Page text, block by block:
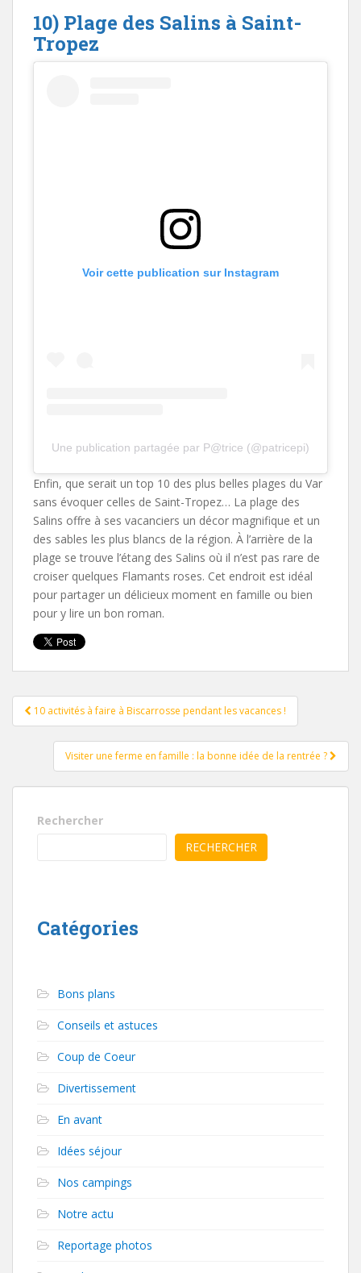
10) Plage des Salins à Saint-
Tropez
Voir cette publication sur Instagram
Une publication partagée par P@trice (@patricepi)
Enfin, que serait un top 10 des plus belles plages du Var
sans évoquer celles de Saint-Tropez… La plage des
Salins offre à ses vacanciers un décor magnifique et un
des sables les plus blancs de la région. À l’arrière de la
plage se trouve l’étang des Salins où il n’est pas rare de
croiser quelques Flamants roses. Cet endroit est idéal
pour partager un délicieux moment en famille ou bien
pour y lire un bon roman.
Pagination
d'article
10 activités à faire à Biscarrosse pendant les vacances !
Visiter une ferme en famille : la bonne idée de la rentrée ?
Rechercher
RECHERCHER
Catégories
Bons plans
Conseils et astuces
Coup de Coeur
Divertissement
En avant
Idées séjour
Nos campings
Notre actu
Reportage photos